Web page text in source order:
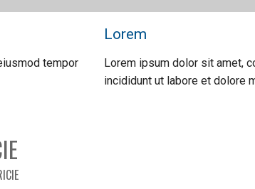
tempor
Lorem
Lorem ipsum dolor sit amet,
incididunt ut labore et dolore